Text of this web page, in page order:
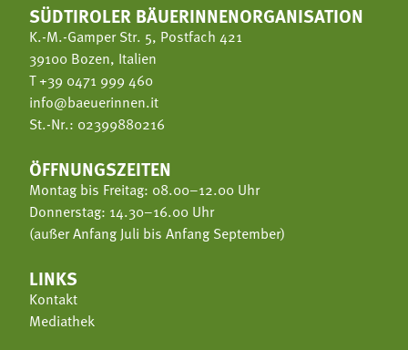
SÜDTIROLER BÄUERINNENORGANISATION
K.-M.-Gamper Str. 5, Postfach 421
39100 Bozen, Italien
T+39 0471 999 460
info@baeuerinnen.it
St.-Nr.: 02399880216
ÖFFNUNGSZEITEN
Montag bis Freitag: 08.00–12.00 Uhr
Donnerstag: 14.30–16.00 Uhr
(außer Anfang Juli bis Anfang September)
LINKS
Kontakt
Mediathek